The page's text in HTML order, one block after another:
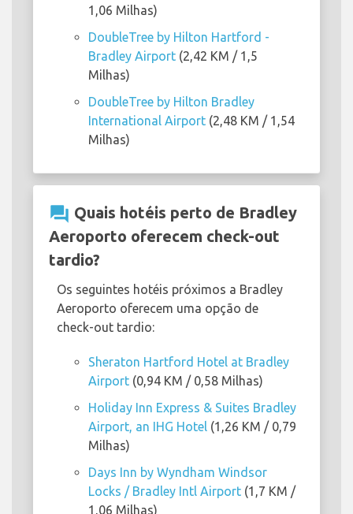
1,06 Milhas)
DoubleTree by Hilton Hartford -
Bradley Airport (2,42 KM / 1,5
Milhas)
DoubleTree by Hilton Bradley
International Airport (2,48 KM / 1,54
Milhas)
question_answer Quais hotéis perto de Bradley
Aeroporto oferecem check-out
tardio?
Os seguintes hotéis próximos a Bradley
Aeroporto oferecem uma opção de
check-out tardio:
Sheraton Hartford Hotel at Bradley
Airport (0,94 KM / 0,58 Milhas)
Holiday Inn Express & Suites Bradley
Airport, an IHG Hotel (1,26 KM / 0,79
Milhas)
Days Inn by Wyndham Windsor
Locks / Bradley Intl Airport (1,7 KM /
1,06 Milhas)